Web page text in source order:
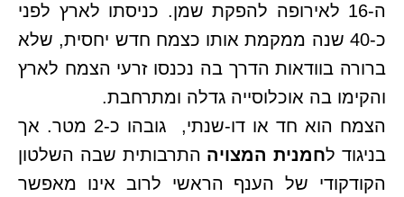
ה-16 לאירופה להפקת שמן. כניסתו לארץ לפני
כ-40 שנה ממקמת אותו כצמח חדש יחסית, שלא
ברורה בוודאות הדרך בה נכנסו זרעי הצמח לארץ
והקימו בה אוכלוסייה גדלה ומתרחבת.
הצמח הוא חד או דו-שנתי, גובהו כ-2 מטר. אך
בניגוד לחמנית המצויה התרבותית שבה השלטון
הקודקודי של הענף הראשי לרוב אינו מאפשר